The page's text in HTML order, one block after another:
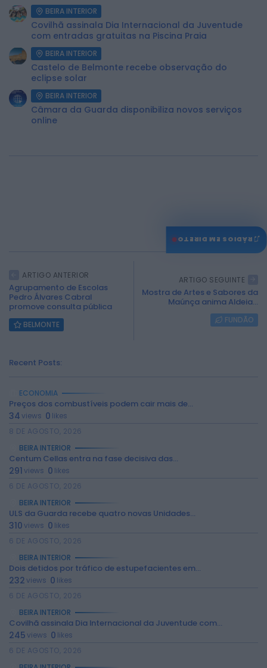
2026 Rádio Caria. Todos os direitos
BEIRA INTERIOR
Covilhã assinala Dia Internacional da Juventude
com entradas gratuitas na Piscina Praia
BEIRA INTERIOR
Castelo de Belmonte recebe observação do
eclipse solar
BEIRA INTERIOR
Câmara da Guarda disponibiliza novos serviços
online
0
ARTIGO ANTERIOR
Agrupamento de Escolas
Pedro Álvares Cabral
promove consulta pública
BELMONTE
ARTIGO SEGUINTE
Mostra de Artes e Sabores da
Maúnça anima Aldeia...
FUNDÃO
Recent Posts:
ECONOMIA
Preços dos combustíveis podem cair mais de...
34views 0 likes
8 DE AGOSTO, 2026
BEIRA INTERIOR
Centum Cellas entra na fase decisiva das...
291views 0 likes
6 DE AGOSTO, 2026
BEIRA INTERIOR
ULS da Guarda recebe quatro novas Unidades...
310views 0 likes
6 DE AGOSTO, 2026
BEIRA INTERIOR
Dois detidos por tráfico de estupefacientes em...
232views 0 likes
6 DE AGOSTO, 2026
BEIRA INTERIOR
Covilhã assinala Dia Internacional da Juventude com...
245views 0 likes
6 DE AGOSTO, 2026
♫
RÁDIOS EM DIRETO